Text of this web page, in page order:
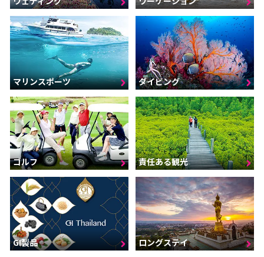
マリンスポーツ ダイビング
ゴルフ 責任ある観光
GI製品 ロングステイ